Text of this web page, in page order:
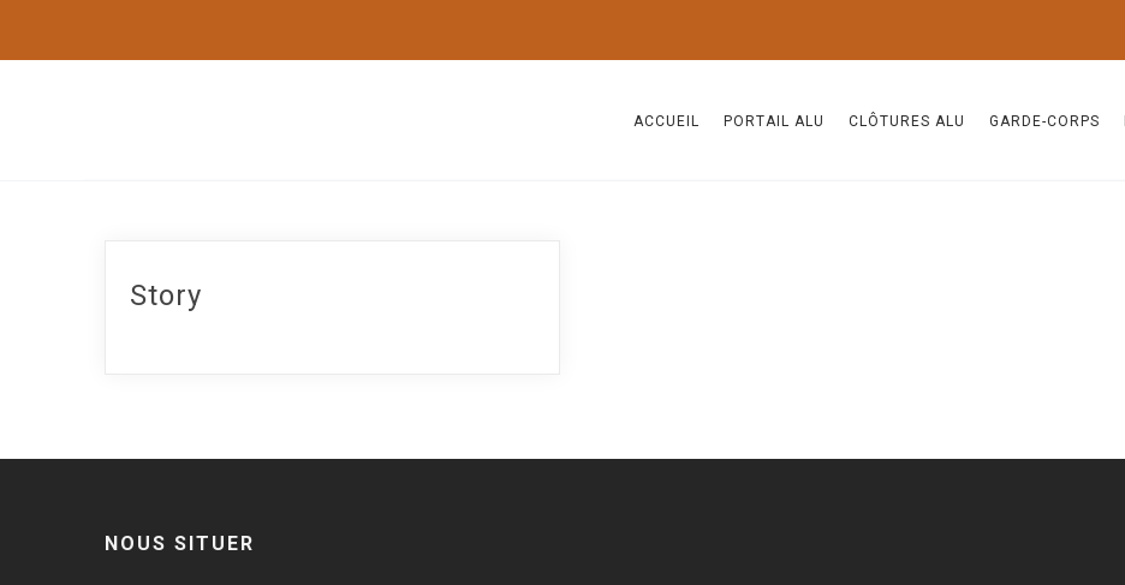
ACCUEIL PORTAIL ALU CLÔTURES ALU GARDE-CORPS
Story
NOUS SITUER